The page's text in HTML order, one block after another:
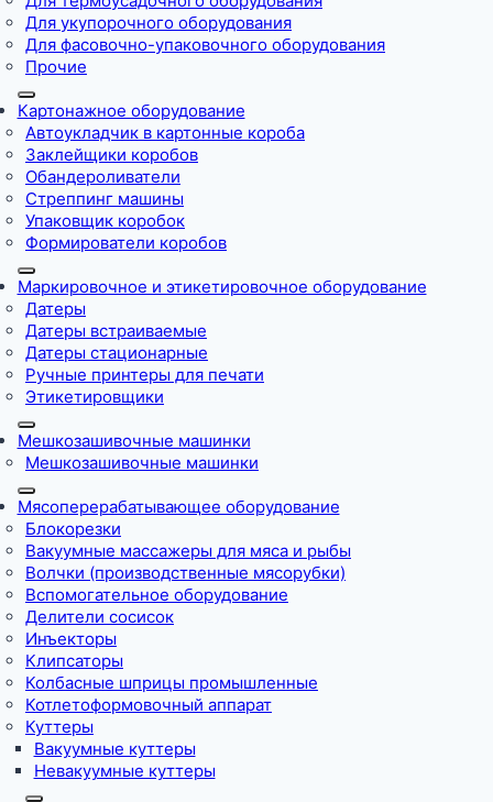
Для укупорочного оборудования
Для фасовочно-упаковочного оборудования
Прочие
Картонажное оборудование
Автоукладчик в картонные короба
Заклейщики коробов
Обандероливатели
Стреппинг машины
Упаковщик коробок
Формирователи коробов
Маркировочное и этикетировочное оборудование
Датеры
Датеры встраиваемые
Датеры стационарные
Ручные принтеры для печати
Этикетировщики
Мешкозашивочные машинки
Мешкозашивочные машинки
Мясоперерабатывающее оборудование
Блокорезки
Вакуумные массажеры для мяса и рыбы
Волчки (производственные мясорубки)
Вспомогательное оборудование
Делители сосисок
Инъекторы
Клипсаторы
Колбасные шприцы промышленные
Котлетоформовочный аппарат
Куттеры
Вакуумные куттеры
Невакуумные куттеры